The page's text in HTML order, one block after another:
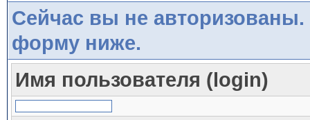
Сейчас вы не авторизованы.
форму ниже.
Имя пользователя (login)